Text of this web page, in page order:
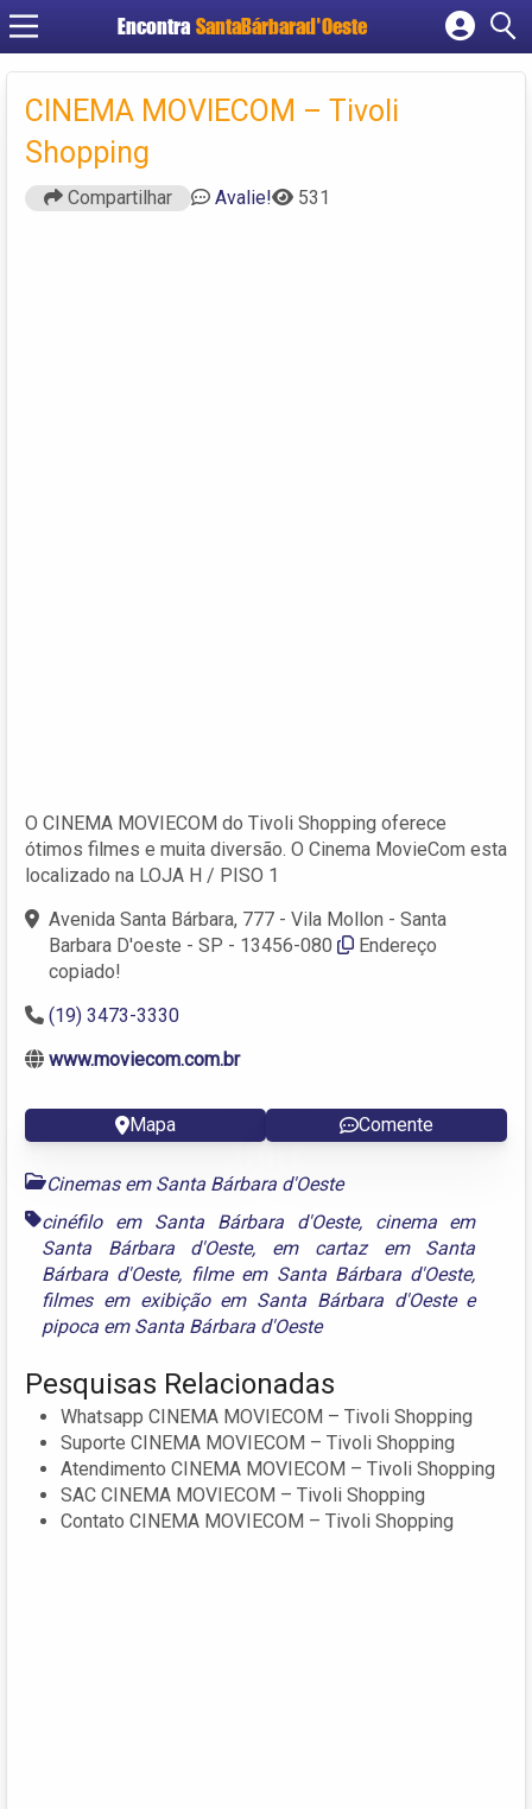
Encontra SantaBárbarad'Oeste
Cadastrar empresa
Criar conta
CINEMA MOVIECOM – Tivoli
Shopping
Compartilhar Avalie! 531
O CINEMA MOVIECOM do Tivoli Shopping oferece
ótimos filmes e muita diversão. O Cinema MovieCom esta
localizado na LOJA H / PISO 1
Avenida Santa Bárbara, 777 - Vila Mollon - Santa
Barbara D'oeste - SP - 13456-080
Endereço
copiado!
(19) 3473-3330
www.moviecom.com.br
Mapa Comente
Cinemas em Santa Bárbara d'Oeste
cinéfilo em Santa Bárbara d'Oeste, cinema em
Santa Bárbara d'Oeste, em cartaz em Santa
Bárbara d'Oeste, filme em Santa Bárbara d'Oeste,
filmes em exibição em Santa Bárbara d'Oestee
pipoca em Santa Bárbara d'Oeste
Pesquisas Relacionadas
Whatsapp CINEMA MOVIECOM – Tivoli Shopping
Suporte CINEMA MOVIECOM – Tivoli Shopping
Atendimento CINEMA MOVIECOM – Tivoli Shopping
SAC CINEMA MOVIECOM – Tivoli Shopping
Contato CINEMA MOVIECOM – Tivoli Shopping